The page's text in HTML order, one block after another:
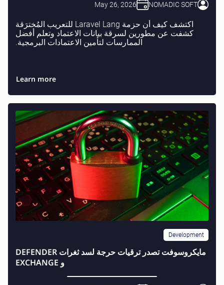
NOMADIC SOFT
May 26, 2026
اكتشف كيف أن حزمة Laravel Lang للتعريب المُخترَقة
كشفت عن مطورين لسرقة بيانات الاعتماد وتعلم أفضل
الممارسات لتأمين الاعتمادات البرمجية.
Learn more
Development
مايكروسوفت تصدر ترقيات حرجة لسد ثغرات DEFENDER
و EXCHANGE